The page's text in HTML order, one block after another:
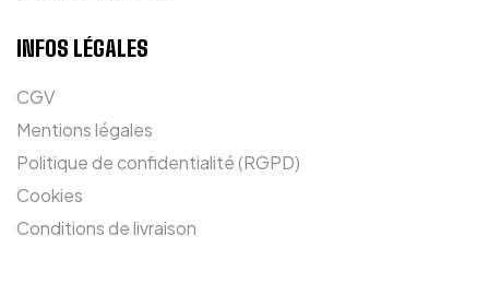
INFOS LÉGALES
CGV
Mentions légales
Politique de confidentialité (RGPD)
Cookies
Conditions de livraison